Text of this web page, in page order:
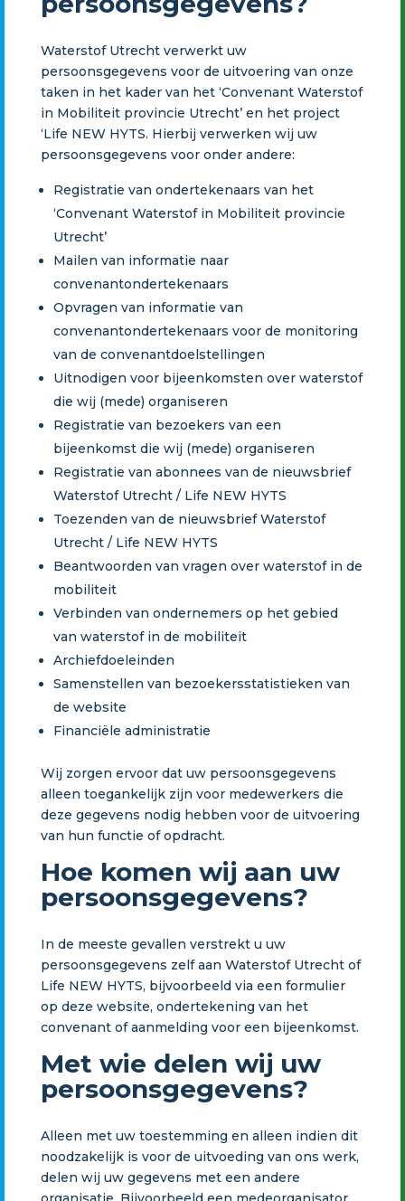
Waterstof Utrecht verwerkt uw
persoonsgegevens voor de uitvoering van onze
taken in het kader van het ‘Convenant Waterstof
in Mobiliteit provincie Utrecht’ en het project
‘Life NEW HYTS. Hierbij verwerken wij uw
persoonsgegevens voor onder andere:
Registratie van ondertekenaars van het
‘Convenant Waterstof in Mobiliteit provincie
Utrecht’
Mailen van informatie naar
convenantondertekenaars
Opvragen van informatie van
convenantondertekenaars voor de monitoring
van de convenantdoelstellingen
Uitnodigen voor bijeenkomsten over waterstof
die wij (mede) organiseren
Registratie van bezoekers van een
bijeenkomst die wij (mede) organiseren
Registratie van abonnees van de nieuwsbrief
Waterstof Utrecht / Life NEW HYTS
Toezenden van de nieuwsbrief Waterstof
Utrecht / Life NEW HYTS
Beantwoorden van vragen over waterstof in de
mobiliteit
Verbinden van ondernemers op het gebied
van waterstof in de mobiliteit
Archiefdoeleinden
Samenstellen van bezoekersstatistieken van
de website
Financiële administratie
Wij zorgen ervoor dat uw persoonsgegevens
alleen toegankelijk zijn voor medewerkers die
deze gegevens nodig hebben voor de uitvoering
van hun functie of opdracht.
Hoe komen wij aan uw
persoonsgegevens?
In de meeste gevallen verstrekt u uw
persoonsgegevens zelf aan Waterstof Utrecht of
Life NEW HYTS, bijvoorbeeld via een formulier
op deze website, ondertekening van het
convenant of aanmelding voor een bijeenkomst.
Met wie delen wij uw
persoonsgegevens?
Alleen met uw toestemming en alleen indien dit
noodzakelijk is voor de uitvoeding van ons werk,
delen wij uw gegevens met een andere